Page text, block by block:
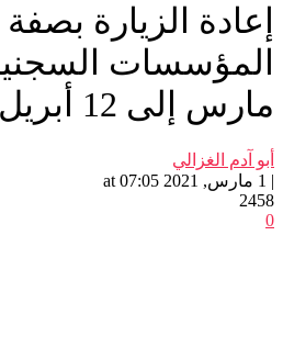
الزيارة بصفة
12 أبريل 2021
الغزالي